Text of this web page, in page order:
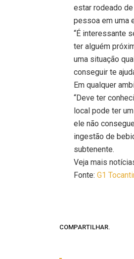
estar rodeado
pessoa em uma
“É interessante
ter alguém
uma situação
conseguir te
Em qualquer
“Deve ter
local pode ter
ele não
ingestão de
subtenente.
Veja mais
Fonte:G1
COMPARTILHAR.